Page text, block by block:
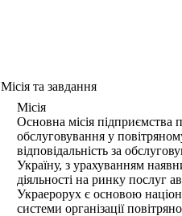
Місія та завдання
Місія
Основна місія підприємства
обслуговування у
відповідальність за
Україну, з урахуванням
діяльності на ринку послуг
Украерорух є основою
системи організації